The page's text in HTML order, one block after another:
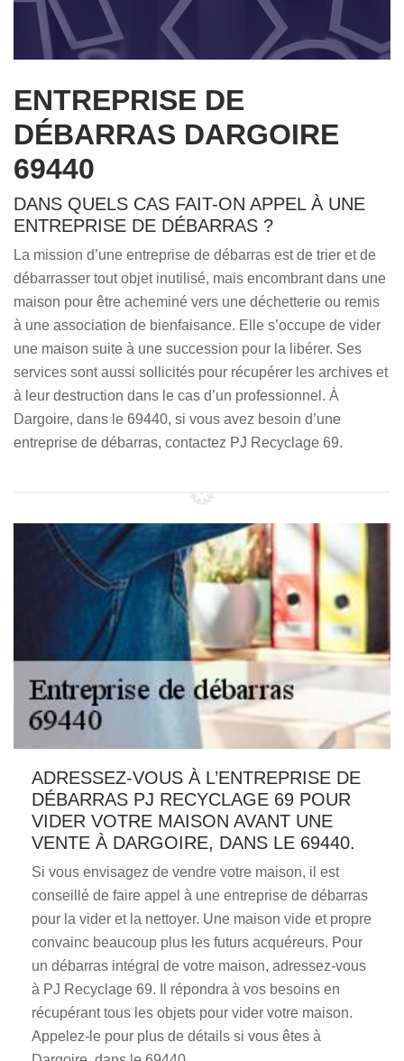
ENTREPRISE DE
DÉBARRAS DARGOIRE
69440
DANS QUELS CAS FAIT-ON APPEL À UNE
ENTREPRISE DE DÉBARRAS ?
La mission d’une entreprise de débarras est de trier et de
débarrasser tout objet inutilisé, mais encombrant dans une
maison pour être acheminé vers une déchetterie ou remis
à une association de bienfaisance. Elle s’occupe de vider
une maison suite à une succession pour la libérer. Ses
services sont aussi sollicités pour récupérer les archives et
à leur destruction dans le cas d’un professionnel. À
Dargoire, dans le 69440, si vous avez besoin d’une
entreprise de débarras, contactez PJ Recyclage 69.
ADRESSEZ-VOUS À L’ENTREPRISE DE
DÉBARRAS PJ RECYCLAGE 69 POUR
VIDER VOTRE MAISON AVANT UNE
VENTE À DARGOIRE, DANS LE 69440.
Si vous envisagez de vendre votre maison, il est
conseillé de faire appel à une entreprise de débarras
pour la vider et la nettoyer. Une maison vide et propre
convainc beaucoup plus les futurs acquéreurs. Pour
un débarras intégral de votre maison, adressez-vous
à PJ Recyclage 69. Il répondra à vos besoins en
récupérant tous les objets pour vider votre maison.
Appelez-le pour plus de détails si vous êtes à